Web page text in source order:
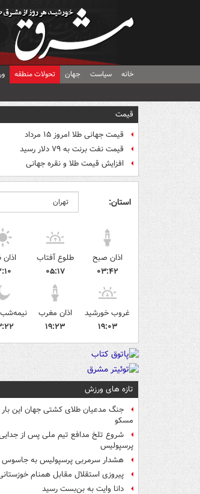
خانه سیاست جهان تحولات منطقه
قیمت
قیمت جهانی طلا امروز ۱۵ مرداد
قیمت نفت برنت به ۷۹ دلار رسید
افزایش قیمت طلا و نقره جهانی
استان:
اذان صبح
۰۳:۴۲
طلوع آفتاب
۰۵:۱۷
غروب خورشید
۱۹:۰۳
اذان مغرب
۱۹:۲۳
تازه های ورزش
جنگ مدعیان طلای کشتی جهان این بار
مسکو
شروع تلخ مدافع تیم ملی پس از جدایی
پرسپولیس
هشدار سرمربی پرسپولیس به جاسوس
پیروزی استقلال مقابل همنام
دانا وایت به بن‌بست رسید